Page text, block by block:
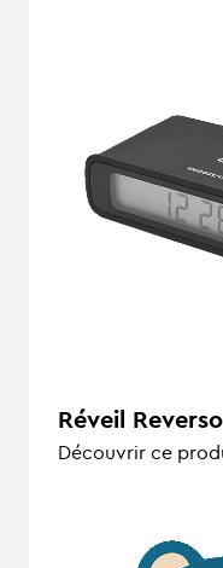
Réveil
Découvrir ce